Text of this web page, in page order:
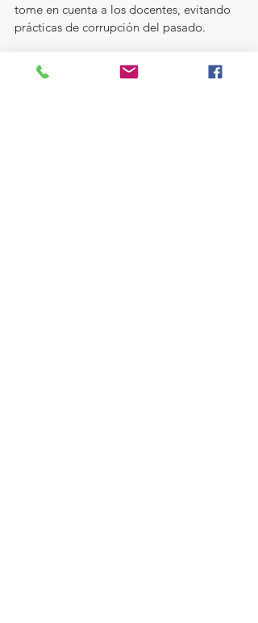
tome en cuenta a los docentes, evitando
prácticas de corrupción del pasado.
La dirigencia sindical 2021-2024 ha
expresado su compromiso con el